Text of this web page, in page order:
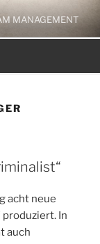
MANAGEMENT
acht neue
produziert. In
auch